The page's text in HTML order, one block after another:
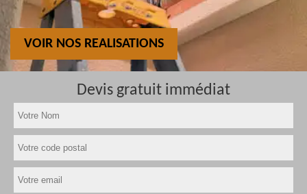
VOIR NOS REALISATIONS
Devis gratuit immédiat